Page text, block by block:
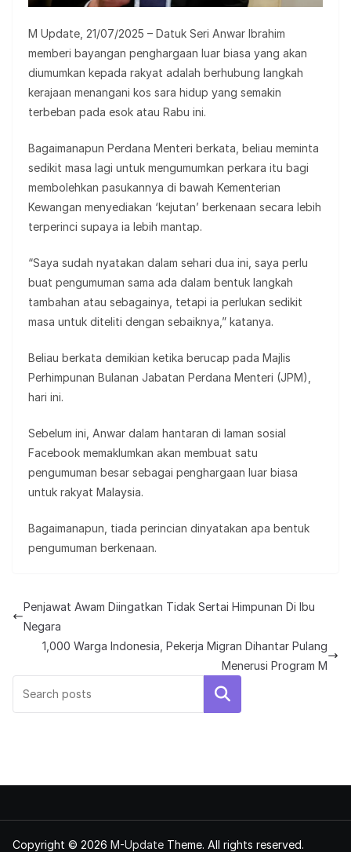
M Update, 21/07/2025 – Datuk Seri Anwar Ibrahim
memberi bayangan penghargaan luar biasa yang akan
diumumkan kepada rakyat adalah berhubung langkah
kerajaan menangani kos sara hidup yang semakin
terbeban pada esok atau Rabu ini.
Bagaimanapun Perdana Menteri berkata, beliau meminta
sedikit masa lagi untuk mengumumkan perkara itu bagi
membolehkan pasukannya di bawah Kementerian
Kewangan menyediakan ‘kejutan’ berkenaan secara lebih
terperinci supaya ia lebih mantap.
“Saya sudah nyatakan dalam sehari dua ini, saya perlu
buat pengumuman sama ada dalam bentuk langkah
tambahan atau sebagainya, tetapi ia perlukan sedikit
masa untuk diteliti dengan sebaiknya,” katanya.
Beliau berkata demikian ketika berucap pada Majlis
Perhimpunan Bulanan Jabatan Perdana Menteri (JPM),
hari ini.
Sebelum ini, Anwar dalam hantaran di laman sosial
Facebook memaklumkan akan membuat satu
pengumuman besar sebagai penghargaan luar biasa
untuk rakyat Malaysia.
Bagaimanapun, tiada perincian dinyatakan apa bentuk
pengumuman berkenaan.
Penjawat Awam Diingatkan Tidak Sertai Himpunan Di Ibu
Negara
1,000 Warga Indonesia, Pekerja Migran Dihantar Pulang
Menerusi Program M
Search
Copyright © 2026 M-Update Theme. All rights reserved.